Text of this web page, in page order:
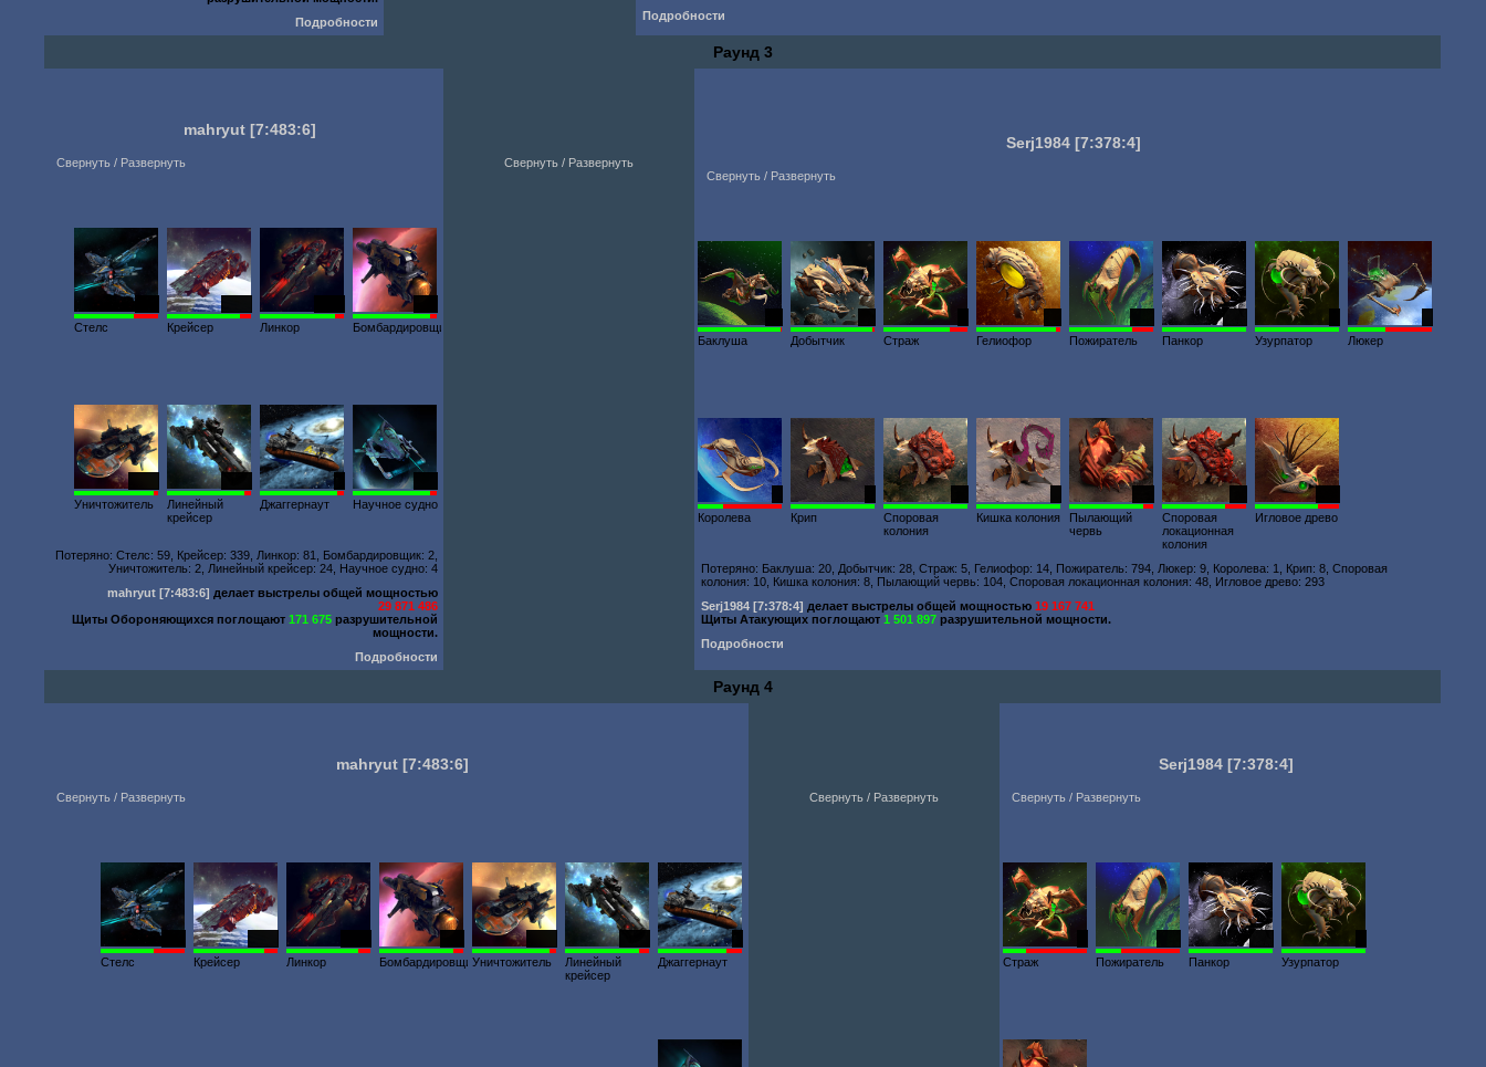
Подробности
Подробности
Раунд 3
mahryut [7:483:6]
Свернуть / Развернуть
Стелс
Крейсер
Линкор
Бомбардировщик
Уничтожитель
Линейный
крейсер
Джаггернаут
Научное судно
Потеряно: Стелс: 59, Крейсер: 339, Линкор: 81, Бомбардировщик: 2,
Уничтожитель: 2, Линейный крейсер: 24, Научное судно: 4
mahryut [7:483:6] делает выстрелы общей мощностью
29 871 486
Щиты Обороняющихся поглощают171 675 разрушительной
мощности.
Подробности
Свернуть / Развернуть
Serj1984 [7:378:4]
Свернуть / Развернуть
Баклуша
Добытчик
Страж
Гелиофор
Пожиратель
Панкор
Узурпатор
Люкер
Королева
Крип
Споровая
колония
Кишка колония
Пылающий
червь
Споровая
локационная
колония
Игловое древо
Потеряно: Баклуша: 20, Добытчик: 28, Страж: 5, Гелиофор: 14, Пожиратель: 794, Люкер: 9, Королева: 1, Крип: 8, Споровая
колония: 10, Кишка колония: 8, Пылающий червь: 104, Споровая локационная колония: 48, Игловое древо: 293
Serj1984 [7:378:4] делает выстрелы общей мощностью19 167 741
Щиты Атакующих поглощают1 501 897 разрушительной мощности.
Подробности
Раунд 4
mahryut [7:483:6]
Свернуть / Развернуть
Стелс
Крейсер
Линкор
БомбардировщикУничтожитель
Линейный
крейсер
Джаггернаут
Свернуть / Развернуть
Serj1984 [7:378:4]
Свернуть / Развернуть
Страж
Пожиратель
Панкор
Узурпатор